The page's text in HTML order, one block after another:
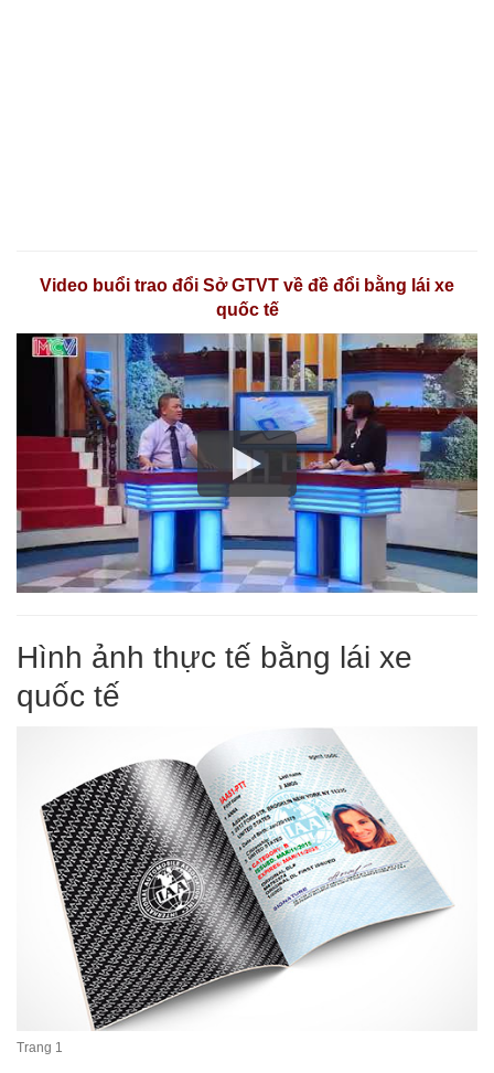
Video buổi trao đổi Sở GTVT về đề đổi bằng lái xe
quốc tế
Hình ảnh thực tế bằng lái xe
quốc tế
Trang 1